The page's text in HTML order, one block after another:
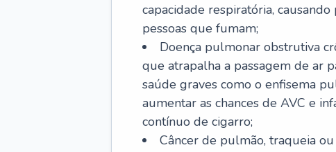
capacidade respiratória,
pessoas que fumam;
Doença pulmonar obstrutiva
que atrapalha a passagem de ar
saúde graves como o enfisema
aumentar as chances de AVC e
contínuo de cigarro;
Câncer de pulmão, traqueia